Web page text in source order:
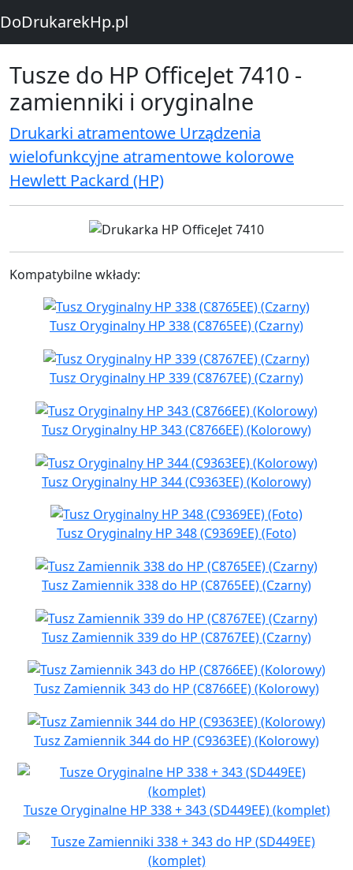
DoDrukarekHp.pl
Tusze do HP OfficeJet 7410 -
zamienniki i oryginalne
Drukarki atramentowe Urządzenia
wielofunkcyjne atramentowe kolorowe
Hewlett Packard (HP)
Kompatybilne wkłady:
Tusz Oryginalny HP 338 (C8765EE) (Czarny)
Tusz Oryginalny HP 339 (C8767EE) (Czarny)
Tusz Oryginalny HP 343 (C8766EE) (Kolorowy)
Tusz Oryginalny HP 344 (C9363EE) (Kolorowy)
Tusz Oryginalny HP 348 (C9369EE) (Foto)
Tusz Zamiennik 338 do HP (C8765EE) (Czarny)
Tusz Zamiennik 339 do HP (C8767EE) (Czarny)
Tusz Zamiennik 343 do HP (C8766EE) (Kolorowy)
Tusz Zamiennik 344 do HP (C9363EE) (Kolorowy)
Tusze Oryginalne HP 338 + 343 (SD449EE) (komplet)